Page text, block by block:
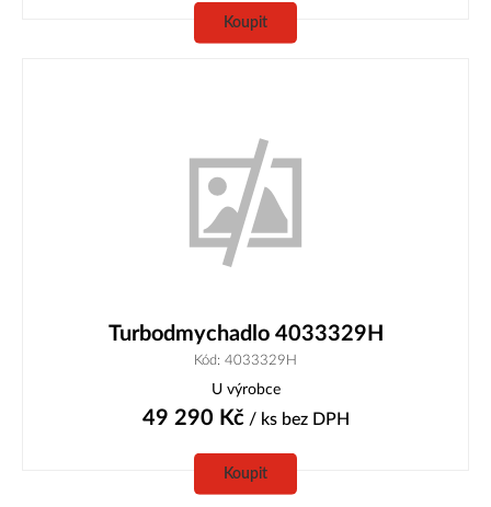
Koupit
Turbodmychadlo 4033329H
Kód: 4033329H
U výrobce
49 290 Kč/ ks bez DPH
Koupit